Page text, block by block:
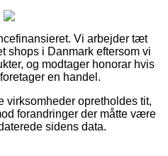
Vi arbejder tæt
shops i Danmark eftersom vi
og modtager honorar hvis
en handel.
virksomheder opretholdes tit,
forandringer der måtte være
sidens data.